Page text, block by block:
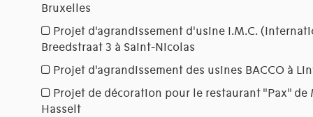
Bruxelles
Projet d'agrandissement d'usine I.M.C.
Breedstraat 3 à Saint-Nicolas
Projet d'agrandissement des usines BACCO à
Projet de décoration pour le restaurant "Pax" de
Hasselt